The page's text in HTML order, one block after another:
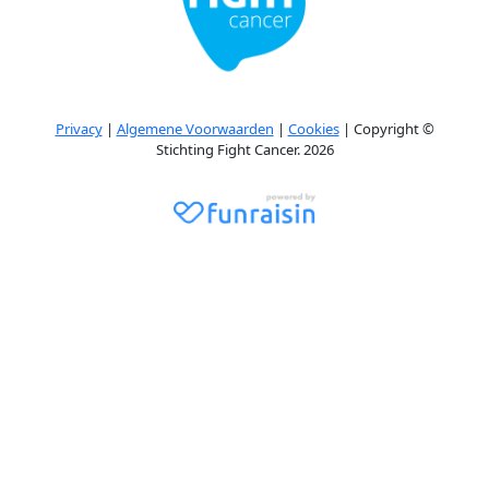
Privacy| Algemene Voorwaarden | Cookies| Copyright ©
Stichting Fight Cancer. 2026